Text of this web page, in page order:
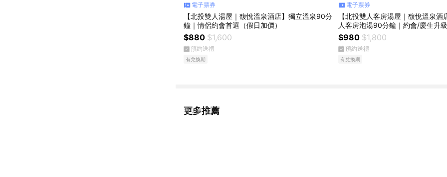
電子票券
【北投雙人湯屋｜馥悅溫泉酒店】獨立溫泉90分
鐘｜情侶約會首選（假日加價）
$880 $1,600
預約送禮
有兌換期
電子票券
【北投雙人客房湯屋｜馥悅溫泉酒
人客房泡湯90分鐘｜約會/慶生升
加價）
$980 $1,800
預約送禮
有兌換期
更多推薦
看更多